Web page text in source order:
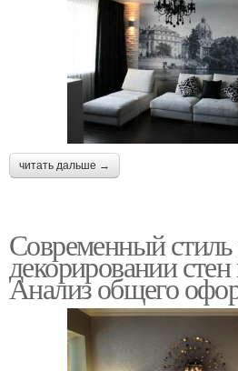
читать дальше →
Современный стиль
декорировании
Анализ общего